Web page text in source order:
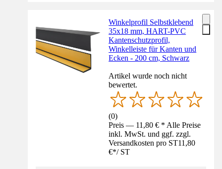
Winkelprofil Selbstklebend
35x18 mm, HART-PVC
Kantenschutzprofil,
Winkelleiste für Kanten und
Ecken - 200 cm, Schwarz
Artikel wurde noch nicht
bewertet.
(0)
Preis — 11,80 € * Alle Preise
inkl. MwSt. und ggf. zzgl.
Versandkosten pro ST11,80
€*/ ST